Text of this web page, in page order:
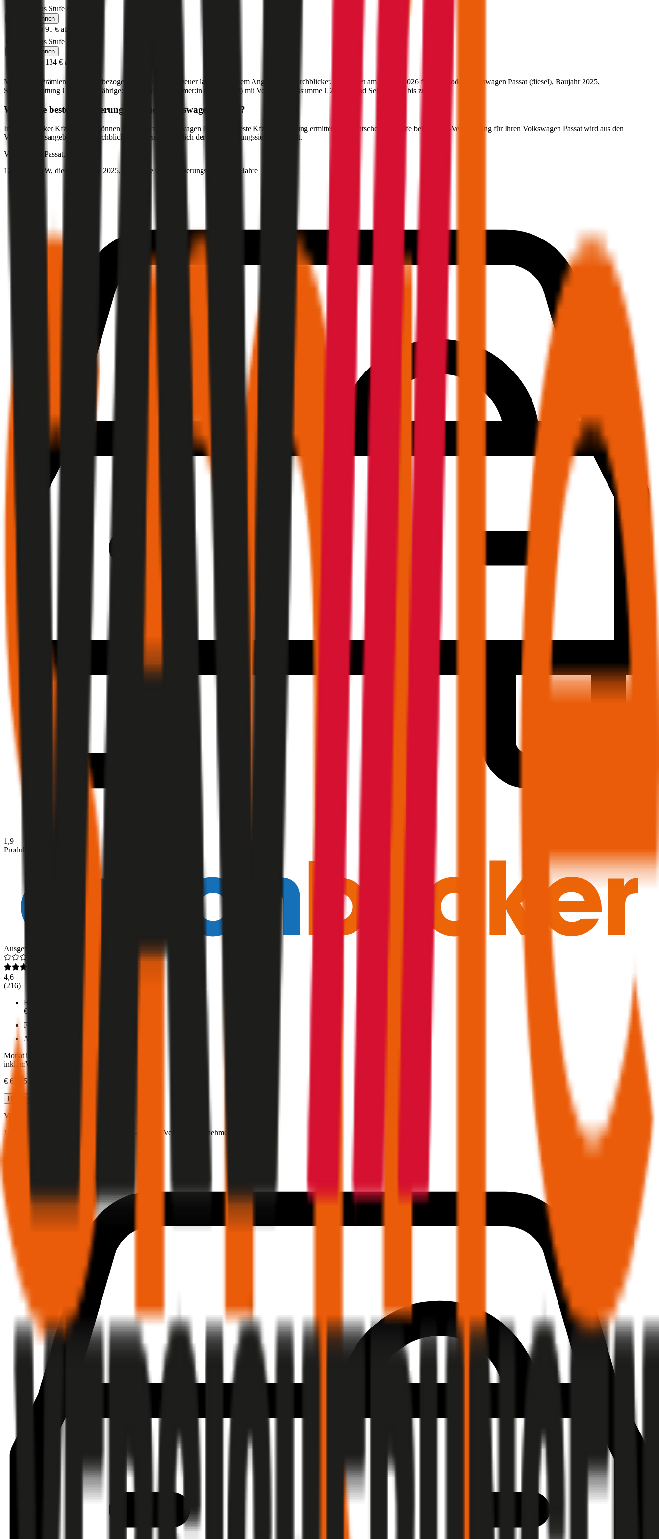
Bonus Malus Stufe
Jetzt berechnen
ab 91 € ab 68 €
Bonus Malus Stufe
Jetzt berechnen
ab 134 € ab 98 €
Monatliche Prämien inkl. motorbezogener Versicherungssteuer laut günstigstem Angebot auf durchblicker. Berechnet am 15. Juli 2026 für das Modell Volkswagen Passat (diesel), Baujahr 2025,
Sonderausstattung € 2.000 30-jährige:r Versicherungsnehmer:in (PLZ: ) mit Versicherungssumme € 20 Mio und Selbstbehalt bis zu
Was ist die beste Versicherung für einen Volkswagen ?
Im durchblicker Kfz-Rechner können Sie für Ihren Volkswagen Passat die beste Kfz-Versicherung ermitteln. Als Entscheidungshilfe bei der Kfz-Versicherung für Ihren Volkswagen Passat wird aus den
Versicherungsangeboten im durchblicker Vergleich zusätzlich der Preis-Leistungssieger ermittelt.
Volkswagen
Passat, Haftpflicht
122 PS/90 KW, diesel, Baujahr 2025, BM-Stufe , Versicherungsnehmer 30 Jahre
1,9
Produktnote
Ausgezeichnet
4,6
(216)
Haftpflicht
€ 20 Mio.
Freischaden
Assistance
Monatliche Prämie
inkl. mVSt.
€ 67,85
Haftpflicht
Volkswagen
122 PS/90 KW, diesel, Baujahr 2025,
BM-Stufe , Versicherungsnehmer 30 Jahre